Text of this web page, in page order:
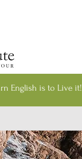
English is to Live it!